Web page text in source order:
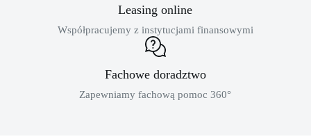
Leasing online
Współpracujemy z instytucjami finansowymi
Fachowe doradztwo
Zapewniamy fachową pomoc 360°